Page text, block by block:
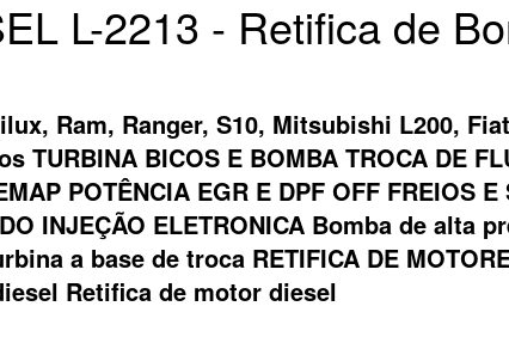
L-2213 - Retifica de
Ram, Ranger, S10, Mitsubishi L200,
BICOS E BOMBA TROCA DE
POTÊNCIA EGR E DPF OFF FREIOS E
INJEÇÃO ELETRONICA Bomba de alta
a base de troca RETIFICA DE
Retifica de motor diesel